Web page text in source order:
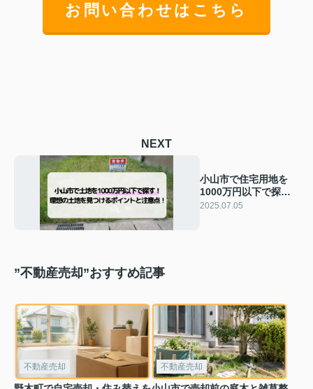
お問い合わせはこちら
NEXT
小山市で住宅用地を
1000万円以下で探
す！理想の土地を見つ
2025.07.05
”不動産売却”おすすめ記事
不動産売却 不動産売却